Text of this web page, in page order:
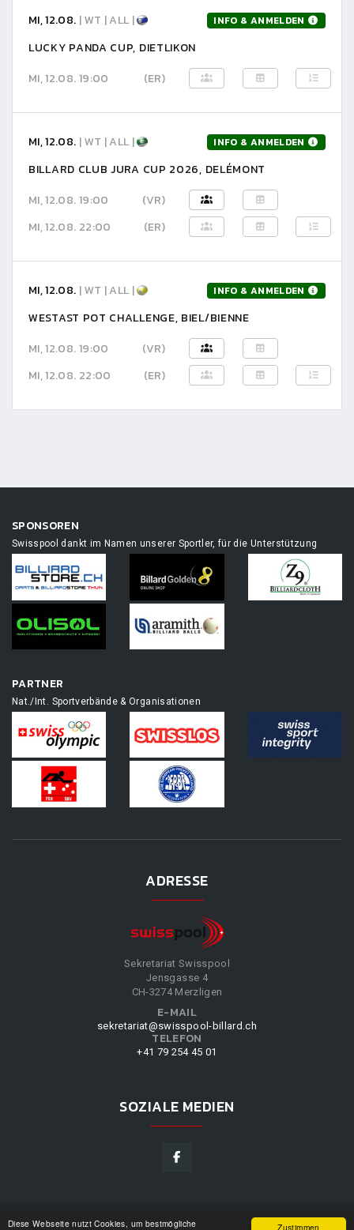
Zustimmen
Diese Webseite nutzt Cookies, um bestmögliche
MI, 12.08. | WT | ALL | INFO & ANMELDEN
LUCKY PANDA CUP, DIETLIKON
MI, 12.08. 19:00
(ER)
MI, 12.08. | WT | ALL | INFO & ANMELDEN
BILLARD CLUB JURA CUP 2026, DELÉMONT
MI, 12.08. 19:00
(VR)
MI, 12.08. 22:00
(ER)
MI, 12.08. | WT | ALL | INFO & ANMELDEN
WESTAST POT CHALLENGE, BIEL/BIENNE
MI, 12.08. 19:00
(VR)
MI, 12.08. 22:00
(ER)
SPONSOREN
Swisspool dankt im Namen unserer Sportler, für die Unterstützung
PARTNER
Nat./Int. Sportverbände & Organisationen
ADRESSE
Sekretariat Swisspool
Jensgasse 4
CH-3274 Merzligen
E-MAIL
sekretariat@swisspool-billard.ch
TELEFON
+41 79 254 45 01
SOZIALE MEDIEN
SWISSPOOL©2026|DESIGN BY UNSERE